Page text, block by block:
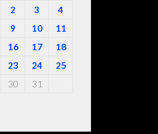
2 3
4
9 10
11
16 17
18
23 24
25
30
31